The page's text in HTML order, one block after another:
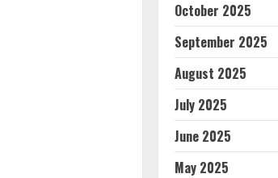
October 2025
September 2025
August 2025
July 2025
June 2025
May 2025